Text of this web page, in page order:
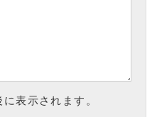
表示されます。